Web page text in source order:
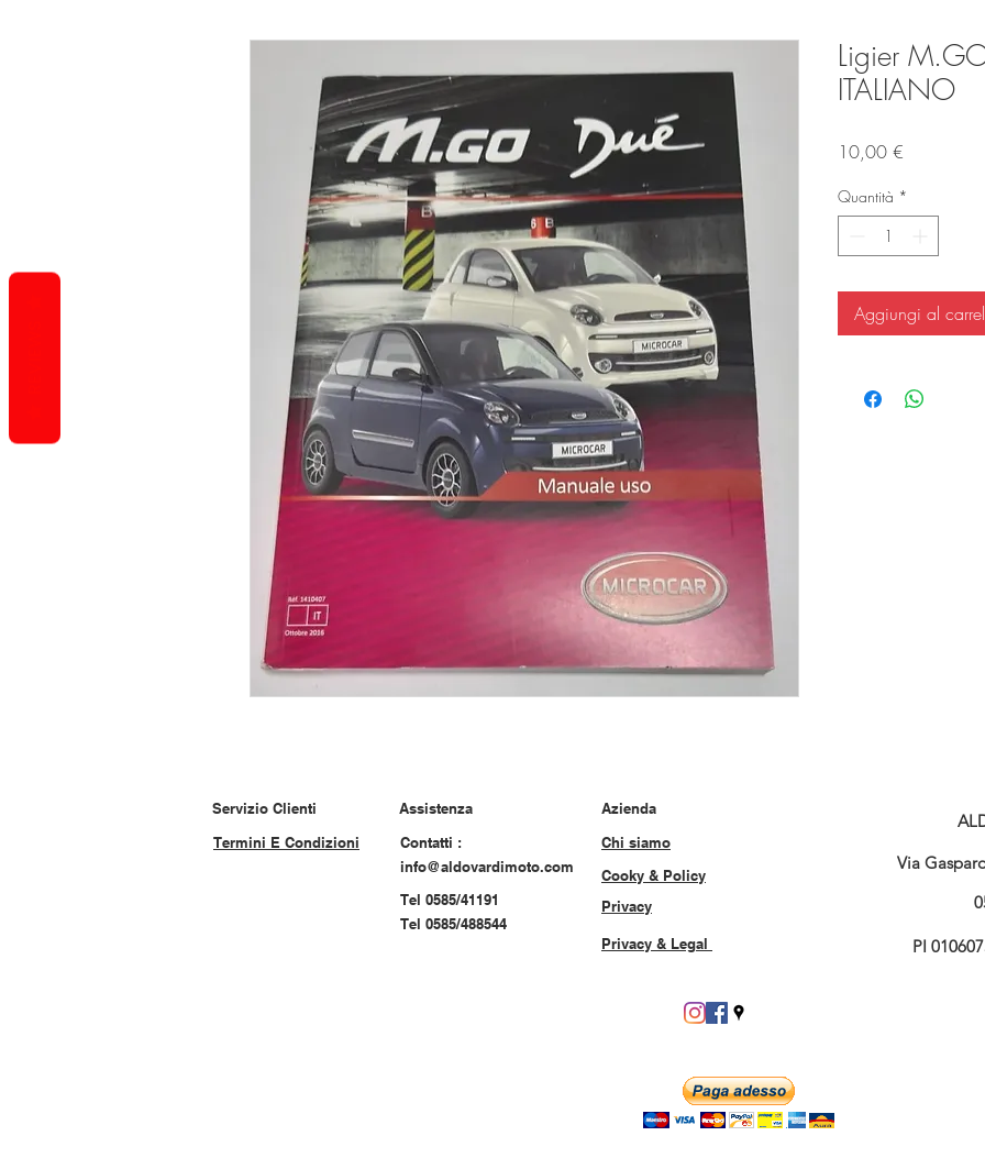
Ligier
ITALIANO
10,00 €
Quantità *
Aggiungi al
Servizio Clienti
Termini E Condizioni
Assistenza
Contatti :
info@aldovardimoto.com
Tel 0585/41191
Tel 0585/488544
Azienda
Chi siamo
Cooky & Policy
Privacy
Privacy & Legal
Via
PI